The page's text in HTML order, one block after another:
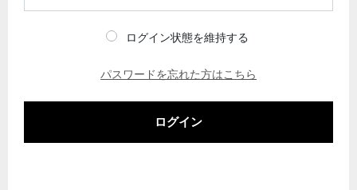
ログイン状態を維持する
パスワードを忘れた方はこちら
ログイン